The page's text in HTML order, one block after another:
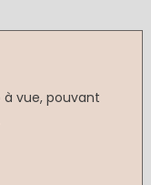
vue, pouvant